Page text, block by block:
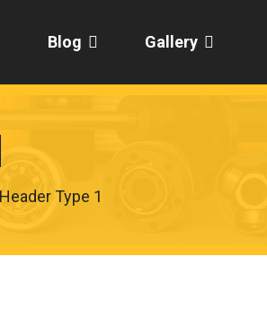
Blog Gallery
Header Type 1